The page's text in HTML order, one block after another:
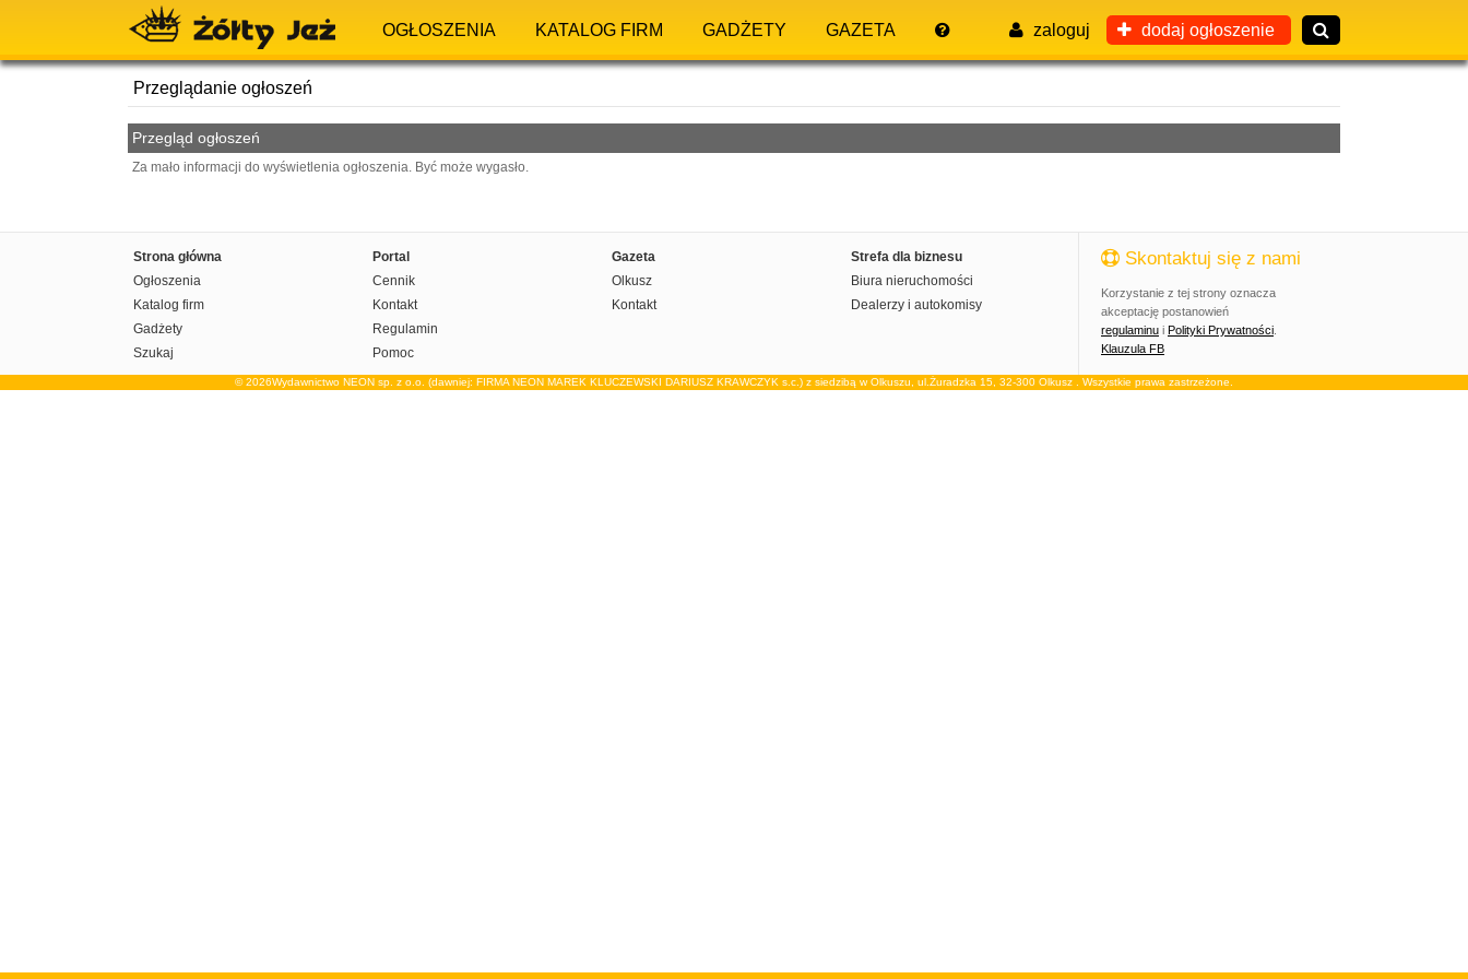
OGŁOSZENIA KATALOG FIRM GADŻETY GAZETA zaloguj dodaj ogłoszenie
Przeglądanie ogłoszeń
Przegląd ogłoszeń
Za mało informacji do wyświetlenia ogłoszenia. Być może wygasło.
Strona główna
Ogłoszenia
Katalog firm
Gadżety
Szukaj
Portal
Cennik
Kontakt
Regulamin
Pomoc
Gazeta
Olkusz
Kontakt
Strefa dla biznesu
Biura nieruchomości
Dealerzy i autokomisy
Skontaktuj się z nami
Korzystanie z tej strony oznacza
akceptację postanowień
regulaminu i Polityki Prywatności
Klauzula FB
© 2026Wydawnictwo NEON sp. z o.o. (dawniej: FIRMA NEON MAREK KLUCZEWSKI DARIUSZ KRAWCZYK s.c.) z siedzibą w Olkuszu, ul.Żuradzka 15, 32-300 Olkusz . Wszystkie prawa zastrzeżone.